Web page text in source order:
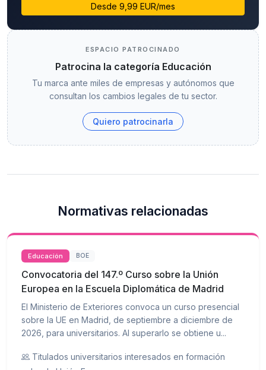
Desde 9,99 EUR/mes
ESPACIO PATROCINADO
Patrocina la categoría Educación
Tu marca ante miles de empresas y autónomos que
consultan los cambios legales de tu sector.
Quiero patrocinarla
Normativas relacionadas
Educación BOE
Convocatoria del 147.º Curso sobre la Unión
Europea en la Escuela Diplomática de Madrid
El Ministerio de Exteriores convoca un curso presencial
sobre la UE en Madrid, de septiembre a diciembre de
2026, para universitarios. Al superarlo se obtiene u...
Titulados universitarios interesados en formación